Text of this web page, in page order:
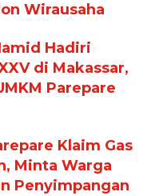
Wirausaha
Hadiri
di Makassar,
Parepare
Klaim Gas
Minta Warga
Penyimpangan